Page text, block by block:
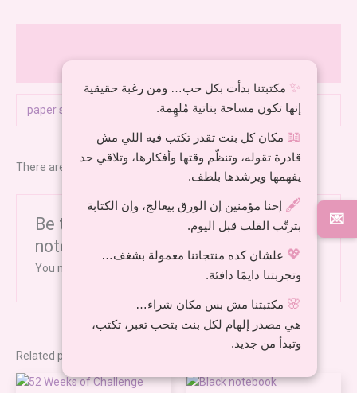
Reviews (0)
paper shape dots, sketch
There are no reviews yet.
Be the first to review “sketch
notebook”
You must be to post a review.
Related products
💌
✨ مكتبتنا بدأت بكل حب… ومن رغبة حقيقية
إنها تكون مساحة بناتية مُلهِمة.
📖 مكان كل بنت تقدر تكتب فيه اللي مش
قادرة تقوله، وتنظّم وقتها وأفكارها، وتلاقي حد
يفهمها ويرشدها بلطف.
🖋️ إحنا مؤمنين إن الورق بيعالج، وإن الكتابة
بترتّب القلب قبل اليوم.
💖 علشان كده منتجاتنا معمولة بشغف…
وتجربتنا دايمًا دافئة.
🌸 مكتبتنا مش بس مكان شراء…
هي مصدر إلهام لكل بنت بتحب تعبر، تكتب،
وتبدأ من جديد.